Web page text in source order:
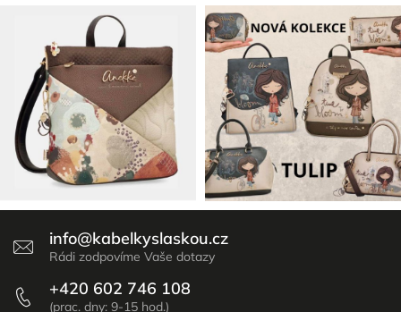
info@kabelkyslaskou.cz
+420 602 746 108